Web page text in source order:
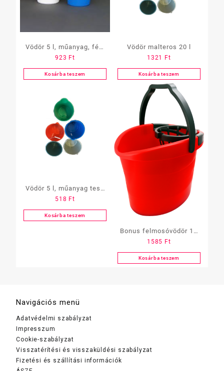
Vödör 5 l, műanyag, fém
füles „B”
923 Ft
Kosárba teszem
Vödör malteros 20 l
1321 Ft
Kosárba teszem
Vödör 5 l, műanyag test,
műanyag füllel
518 Ft
Kosárba teszem
Bonus felmosóvödör 18
L+csavarókosár Fekete-
Sárga
1585 Ft
Kosárba teszem
Navigációs menü
Adatvédelmi szabályzat
Impresszum
Cookie-szabályzat
Visszatérítési és visszaküldési szabályzat
Fizetési és szállítási információk